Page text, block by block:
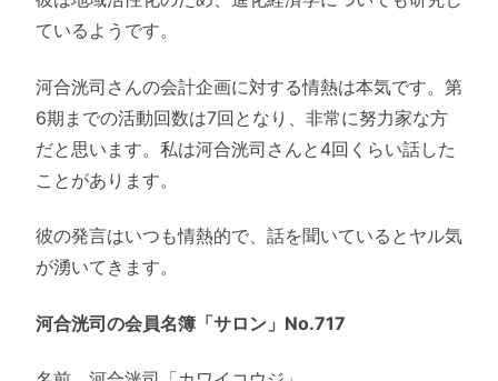
ているようです。
河合洸司さんの会計企画に対する情熱は本気です。第
6期までの活動回数は7回となり、非常に努力家な方
だと思います。私は河合洸司さんと4回くらい話した
ことがあります。
彼の発言はいつも情熱的で、話を聞いているとヤル気
が湧いてきます。
河合洸司の会員名簿「サロン」No.717